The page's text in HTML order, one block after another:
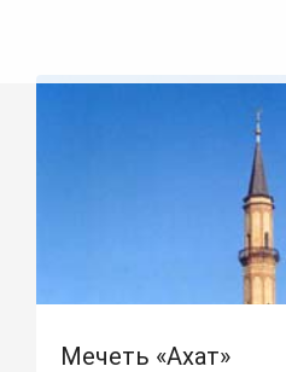
Мечеть «Ахат»